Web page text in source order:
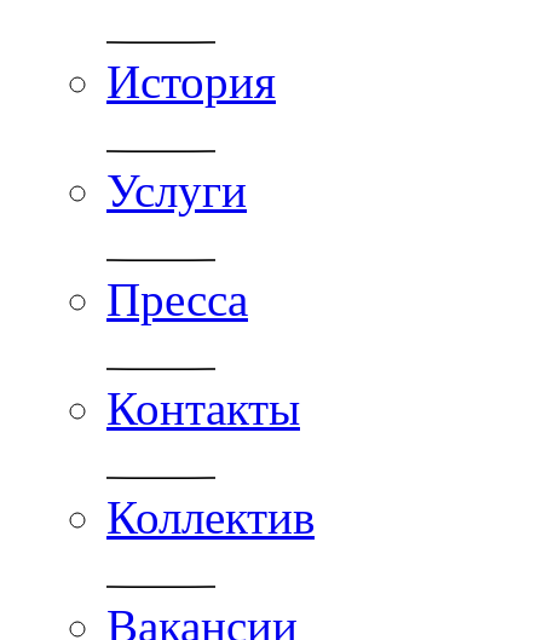
История
Услуги
Пресса
Контакты
Коллектив
Вакансии